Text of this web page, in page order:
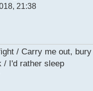
21:38
/ Carry me out,
/ I'd rather sleep